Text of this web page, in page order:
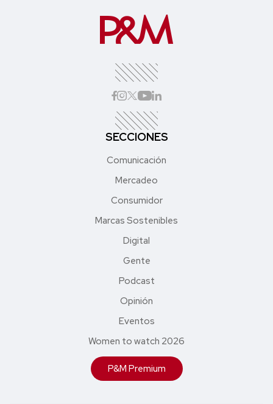
SECCIONES
Comunicación
Mercadeo
Consumidor
Marcas Sostenibles
Digital
Gente
Podcast
Opinión
Eventos
Women to watch 2026
P&M Premium